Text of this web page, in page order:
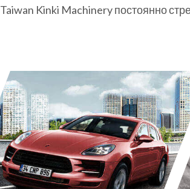
Taiwan Kinki Machinery постоянно